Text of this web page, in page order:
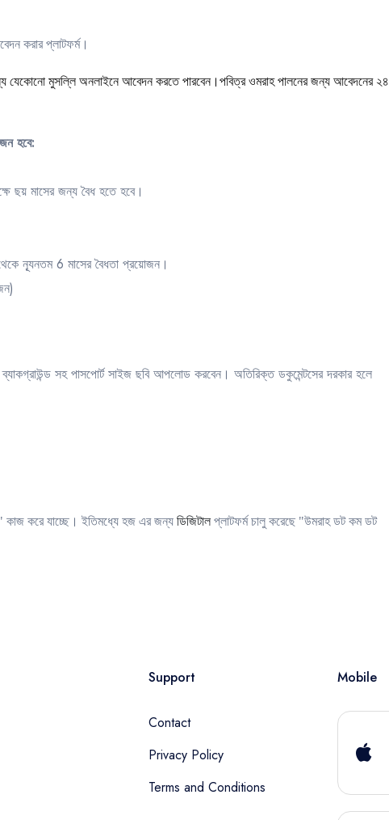
করার প্লাটফর্ম।
যেকোনো মুসল্লি অনলাইনে আবেদন করতে পারবেন। পবিত্র ওমরাহ পালনের জন্য আবেদনের ২৪
হবে:
ছয় মাসের জন্য বৈধ হতে হবে।
ন্যূনতম 6 মাসের বৈধতা প্রয়োজন।
সহ পাসপোর্ট সাইজ ছবি আপলোড করবেন। অতিরিক্ত ডকুমেন্টসের দরকার হলে
কাজ করে যাচ্ছে। ইতিমধ্যে হজ এর জন্য ডিজিটাল প্লাটফর্ম চালু করেছে "উমরাহ ডট কম ডট
Support
Contact
Privacy Policy
Terms and Conditions
Mobile